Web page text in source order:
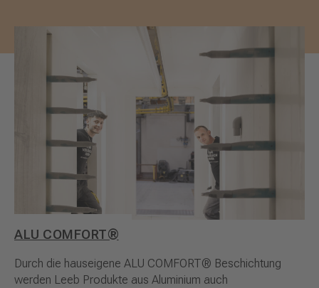
ALU COMFORT®
Durch die hauseigene ALU COMFORT® Beschichtung
werden Leeb Produkte aus Aluminium auch